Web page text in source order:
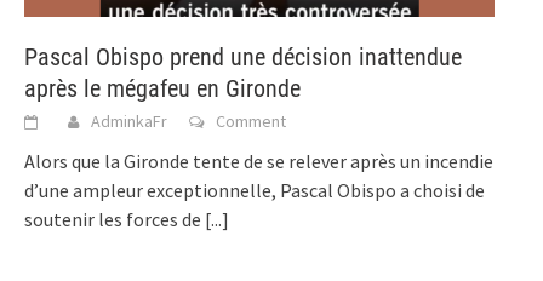
Pascal Obispo prend une décision inattendue
après le mégafeu en Gironde
AdminkaFr Comment
Alors que la Gironde tente de se relever après un incendie
d’une ampleur exceptionnelle, Pascal Obispo a choisi de
soutenir les forces de [...]